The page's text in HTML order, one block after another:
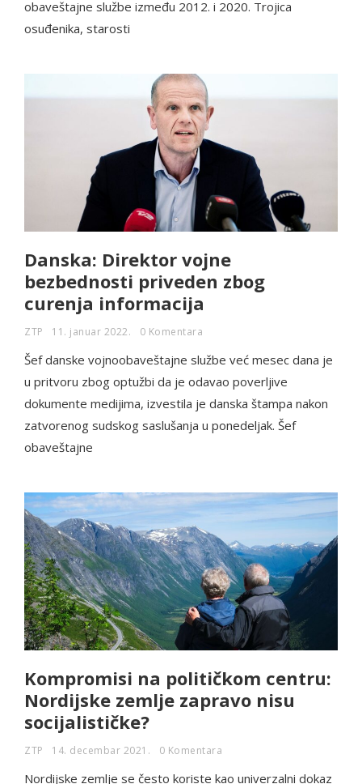
obaveštajne službe između 2012. i 2020. Trojica
osuđenika, starosti
Danska: Direktor vojne
bezbednosti priveden zbog
curenja informacija
ZTP 11. januar 2022. 0 Komentara
Šef danske vojnoobaveštajne službe već mesec dana je
u pritvoru zbog optužbi da je odavao poverljive
dokumente medijima, izvestila je danska štampa nakon
zatvorenog sudskog saslušanja u ponedeljak. Šef
obaveštajne
Kompromisi na političkom centru:
Nordijske zemlje zapravo nisu
socijalističke?
ZTP 14. decembar 2021. 0 Komentara
Nordijske zemlje se često koriste kao univerzalni dokaz